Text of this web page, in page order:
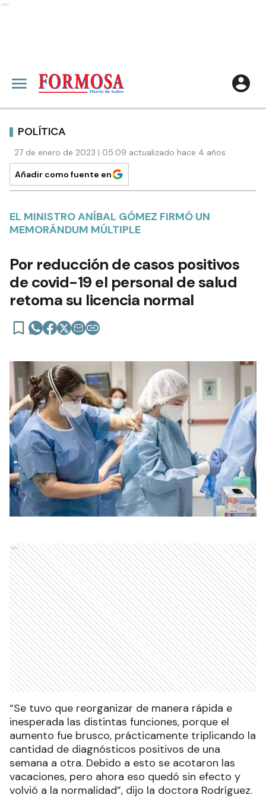
Ads
POLÍTICA
27 de enero de 2023 | 05:09 actualizado hace 4 años
Añadir como fuente en
EL MINISTRO ANÍBAL GÓMEZ FIRMÓ UN
MEMORÁNDUM MÚLTIPLE
Por reducción de casos positivos
de covid-19 el personal de salud
retoma su licencia normal
Ads
“Se tuvo que reorganizar de manera rápida e
inesperada las distintas funciones, porque el
aumento fue brusco, prácticamente triplicando la
cantidad de diagnósticos positivos de una
semana a otra. Debido a esto se acotaron las
vacaciones, pero ahora eso quedó sin efecto y
volvió a la normalidad”, dijo la doctora Rodríguez.